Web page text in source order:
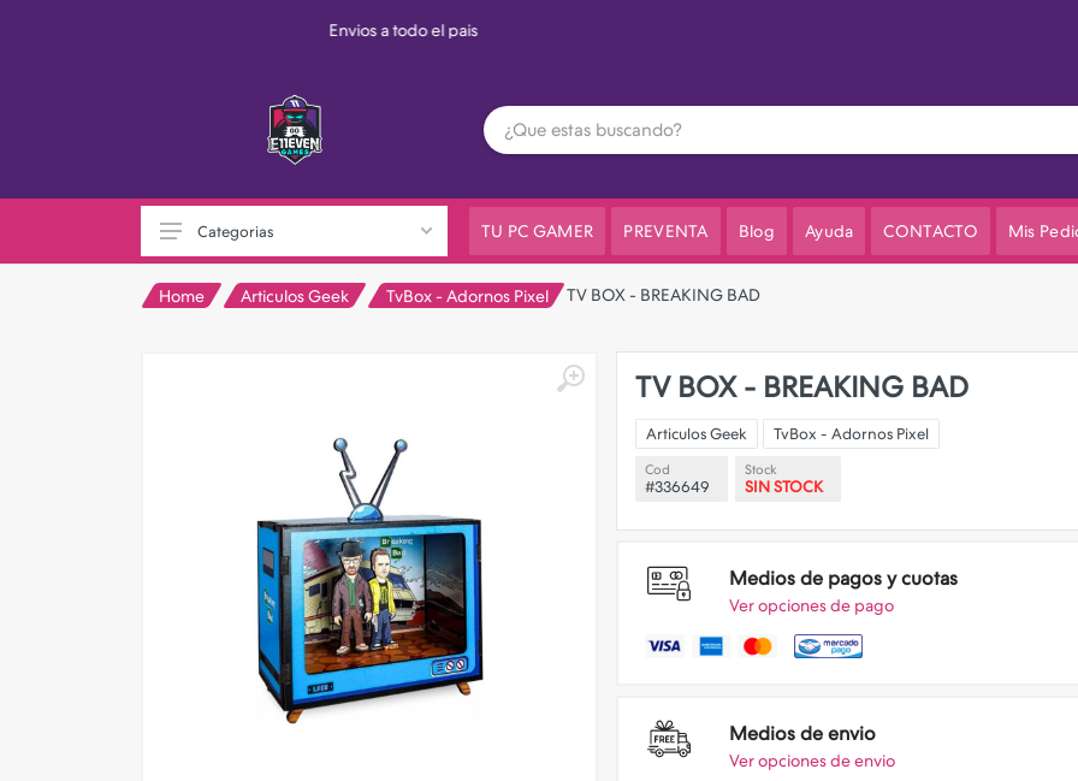
Otras consolas
Pokemon TCG
SEMINUEVOS
Componentes PC
Categorias TU PC GAMER PREVENTA Blog Ayuda CONTACTO Mis
Home Articulos Geek TvBox - Adornos Pixel TV BOX - BREAKING BAD
TV BOX - BREAKING BAD
Articulos Geek TvBox - Adornos Pixel
Cod
#336649
Stock
SIN STOCK
Medios de pagos y cuotas
Ver opciones de pago
Medios de envio
Ver opciones de envio